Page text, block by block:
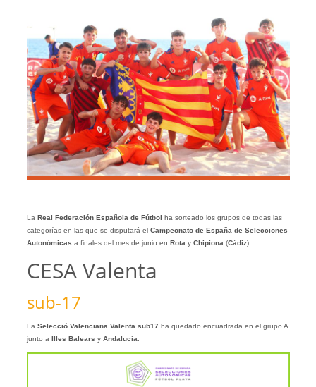
La Real Federación Española de Fútbol ha sorteado los grupos de todas las
categorías en las que se disputará el Campeonato de España de Selecciones
Autonómicas a finales del mes de junio en Rota y Chipiona (Cádiz).
CESA Valenta
sub-17
La Selecció Valenciana Valenta sub17 ha quedado encuadrada en el grupo A
junto a Illes Balears y Andalucía